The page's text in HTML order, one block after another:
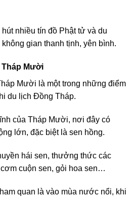
nhiều tín đồ Phật tử và du
gian thanh tịnh, yên bình.
Mười
Mười là một trong những điểm
du lịch Đồng Tháp.
của Tháp Mười, nơi đây có
lớn, đặc biệt là sen hồng.
hái sen, thưởng thức các
cuộn sen, gỏi hoa sen…
quan là vào mùa nước nổi, khi